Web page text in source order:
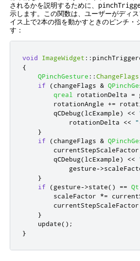
されるかを説明するために、
示します。この関数は、ユーザーがディ
イス上で2本の指を動かすときのピンチ・
す：
void ImageWidget ::
{
QPinchGesture ::ChangeFlags
if
(changeFlags &
qreal rotationDelta =
        rotationAngle
+=
        qCDebug
(lcExample) <<
            rotationDelta
<<
}
if
(changeFlags &
        currentStepScaleFactor
        qCDebug
(lcExample) <<
            gesture
->
}
if
(gesture->state() == Qt
        scaleFactor
*=
        currentStepScaleFactor
}
    update
();
}